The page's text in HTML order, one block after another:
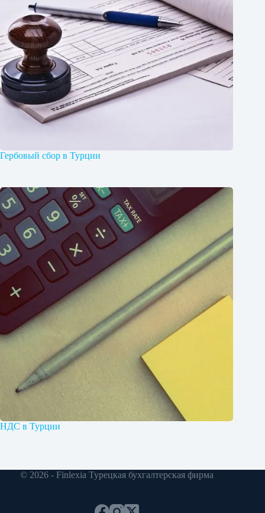
Гербовый сбор в Турции
НДС в Турции
© 2026 - Finlexia Турецкая бухгалтерская фирма